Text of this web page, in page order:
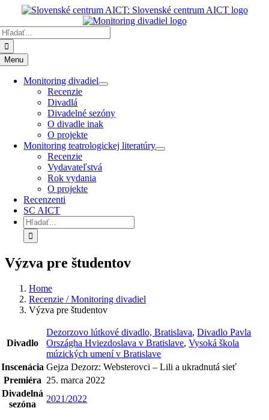
Preskočiť
obsahu
Menu
Monitoring divadiel
Recenzie
Divadlá
Divadelné sezóny
O divadle inak
O projekte
Monitoring teatrologickej literatúry
Recenzie
Vydavateľstvá
Rok vydania
O projekte
Recenzenti
SC AICT
Hľadať:
Výzva pre študentov
Home
Recenzie / Monitoring divadiel
Výzva pre študentov
Divadlo
Dezorzovo lútkové divadlo, Bratislava,Divadlo Pavla
Országha Hviezdoslava v Bratislave,Vysoká škola
múzických umení v Bratislave
Inscenácia Gejza Dezorz: Websterovci – Lili a ukradnutá sieť
Premiéra 25. marca 2022
Divadelná
sezóna
2021/2022